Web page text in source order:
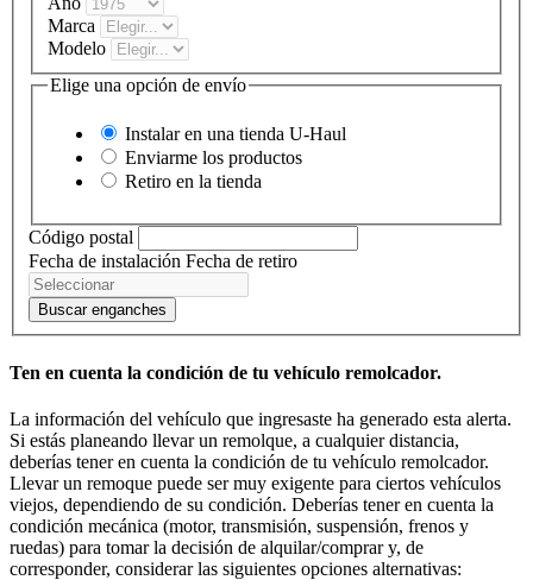
Marca
Modelo
Elige una opción de envío
Instalar en una tienda U-Haul
Enviarme los productos
Retiro en la tienda
Código postal
Fecha de instalación Fecha de retiro
Buscar enganches
Ten en cuenta la condición de tu vehículo remolcador.
La información del vehículo que ingresaste ha generado esta alerta.
Si estás planeando llevar un remolque, a cualquier distancia,
deberías tener en cuenta la condición de tu vehículo remolcador.
Llevar un remoque puede ser muy exigente para ciertos vehículos
viejos, dependiendo de su condición. Deberías tener en cuenta la
condición mecánica (motor, transmisión, suspensión, frenos y
ruedas) para tomar la decisión de alquilar/comprar y, de
corresponder, considerar las siguientes opciones alternativas: